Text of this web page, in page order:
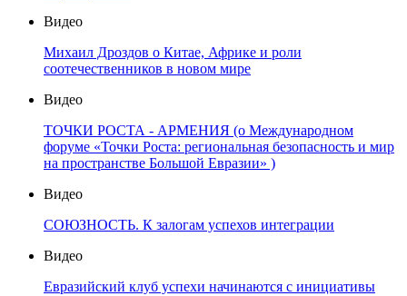
Видео
Михаил Дроздов о Китае, Африке и роли
соотечественников в новом мире
Видео
ТОЧКИ РОСТА - АРМЕНИЯ (о Международном
форуме «Точки Роста: региональная безопасность и мир
на пространстве Большой Евразии» )
Видео
СОЮЗНОСТЬ. К залогам успехов интеграции
Видео
Евразийский клуб успехи начинаются с инициативы